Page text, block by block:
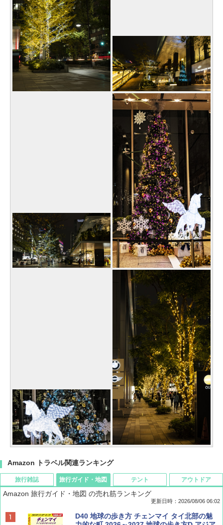
Amazon トラベル関連ランキング
旅行雑誌
ディズニーファン ２０２６年 ９月号 [雑
旅行ガイド・地図
Amazon 旅行ガイド・地図 の売れ筋ランキング
更新日時：2026/08/06 06:02
D40 地球の歩き方 チェンマイ タイ北部の魅
テント アウトドア